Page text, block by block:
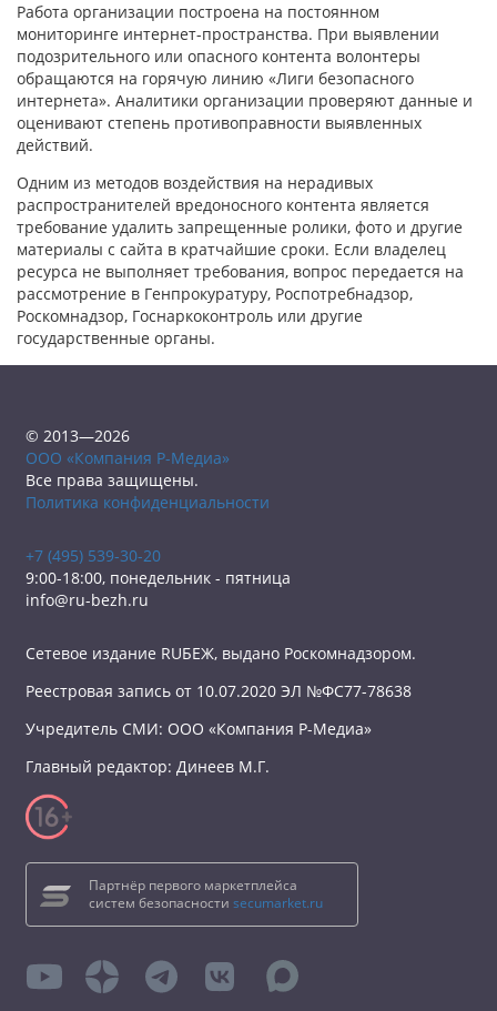
Работа организации построена на постоянном
мониторинге интернет-пространства. При выявлении
подозрительного или опасного контента волонтеры
обращаются на горячую линию «Лиги безопасного
интернета». Аналитики организации проверяют данные и
оценивают степень противоправности выявленных
действий.
Одним из методов воздействия на нерадивых
распространителей вредоносного контента является
требование удалить запрещенные ролики, фото и другие
материалы с сайта в кратчайшие сроки. Если владелец
ресурса не выполняет требования, вопрос передается на
рассмотрение в Генпрокуратуру, Роспотребнадзор,
Роскомнадзор, Госнаркоконтроль или другие
государственные органы.
© 2013—2026
ООО «Компания Р-Медиа»
Все права защищены.
Политика конфиденциальности
+7 (495) 539-30-20
9:00-18:00, понедельник - пятница
info@ru-bezh.ru
Сетевое издание RUБЕЖ, выдано Роскомнадзором.
Реестровая запись от 10.07.2020 ЭЛ №ФС77-78638
Учредитель СМИ: ООО «Компания Р-Медиа»
Главный редактор: Динеев М.Г.
Партнёр первого маркетплейса
систем безопасности secumarket.ru